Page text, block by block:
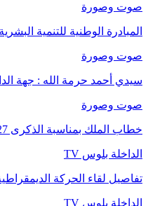
صوت وصورة
المبادرة الوطنية للتنمية
صوت وصورة
سيدي أحمد حرمة الله : جهة
صوت وصورة
خطاب الملك بمناسبة الذكرى 27 لعيد العرش.
الداخلة بلوس TV
تفاصيل لقاء الحركة
الداخلة بلوس TV